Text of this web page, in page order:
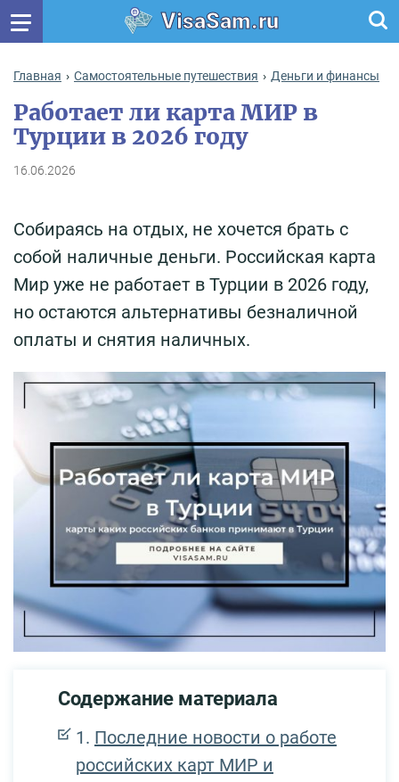
VisaSam.ru
Главная Самостоятельные путешествия Деньги и финансы
Работает ли карта МИР в
Турции в 2026 году
16.06.2026
Собираясь на отдых, не хочется брать с
собой наличные деньги. Российская карта
Мир уже не работает в Турции в 2026 году,
но остаются альтернативы безналичной
оплаты и снятия наличных.
Содержание материала
Последние новости о работе
российских карт МИР и